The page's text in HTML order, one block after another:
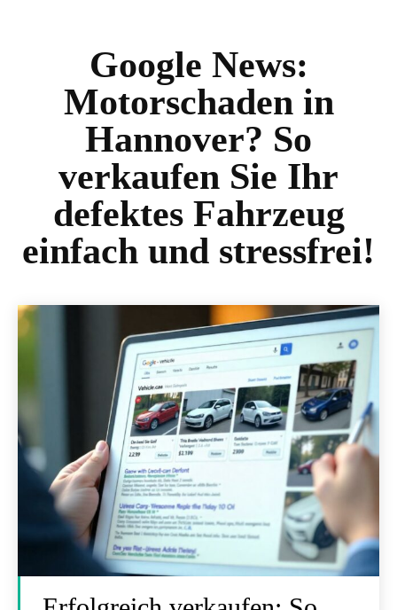
Google News:
Motorschaden in
Hannover? So
verkaufen Sie Ihr
defektes Fahrzeug
einfach und stressfrei!